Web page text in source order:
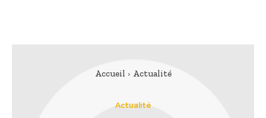
Accueil Actualité
Actualité